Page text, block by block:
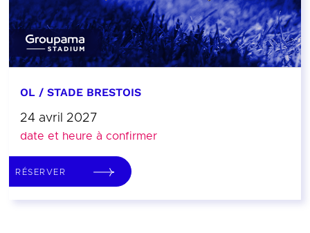
OL / STADE BRESTOIS
24 avril 2027
date et heure à confirmer
RÉSERVER